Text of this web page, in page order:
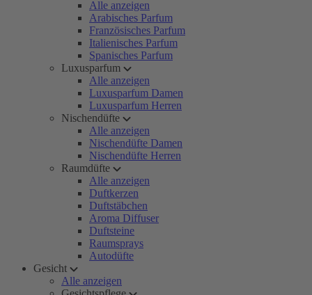
Alle anzeigen
Arabisches Parfum
Französisches Parfum
Italienisches Parfum
Spanisches Parfum
Luxusparfum
Alle anzeigen
Luxusparfum Damen
Luxusparfum Herren
Nischendüfte
Alle anzeigen
Nischendüfte Damen
Nischendüfte Herren
Raumdüfte
Alle anzeigen
Duftkerzen
Duftstäbchen
Aroma Diffuser
Duftsteine
Raumsprays
Autodüfte
Gesicht
Alle anzeigen